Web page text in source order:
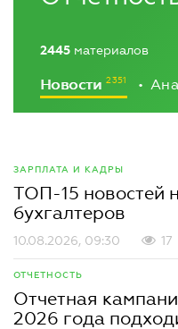
2445 материалов
Новости •
ЗАРПЛАТА И КАДРЫ
ТОП-15 новостей
бухгалтеров
10.08.2026, 09:30 17
ОТЧЕТНОСТЬ
Отчетная
2026 года